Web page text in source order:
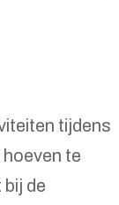
tijdens
te
de